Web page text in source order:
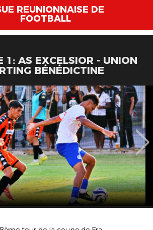
REUNIONNAISE DE
FOOTBALL
1: AS EXCELSIOR - UNION
BÉNÉDICTINE